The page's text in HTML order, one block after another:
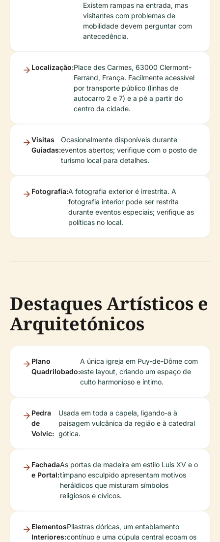
Existem rampas na entrada, mas
visitantes com problemas de
mobilidade devem perguntar com
antecedência.
Localização:Place des Carmes, 63000 Clermont-
Ferrand, França. Facilmente acessível
por transporte público (linhas de
autocarro 2 e 7) e a pé a partir do
centro da cidade.
Visitas
Guiadas:
Ocasionalmente disponíveis durante
eventos abertos; verifique com o posto de
turismo local para detalhes.
Fotografia:A fotografia exterior é irrestrita. A
fotografia interior pode ser restrita
durante eventos especiais; verifique as
políticas no local.
Destaques Artísticos e
Arquitetónicos
Plano
Quadrilobado:
A única igreja em Puy-de-Dôme com
este layout, criando um espaço de
culto harmonioso e íntimo.
Pedra
de
Volvic:
Usada em toda a capela, ligando-a à
paisagem vulcânica da região e à catedral
gótica.
Fachada
e Portal:
As portas de madeira em estilo Luís XV e o
tímpano esculpido apresentam motivos
heráldicos que misturam símbolos
religiosos e cívicos.
Elementos
Interiores:
Pilastras dóricas, um entablamento
contínuo e uma cúpula central ecoam os